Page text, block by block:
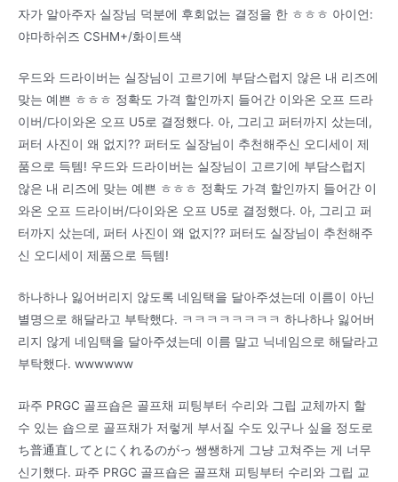
자가 알아주자 실장님 덕분에 후회없는 결정을 한 ㅎㅎㅎ 아이언:
야마하쉬즈 CSHM+/화이트색
우드와 드라이버는 실장님이 고르기에 부담스럽지 않은 내 리즈에
맞는 예쁜 ㅎㅎㅎ 정확도 가격 할인까지 들어간 이와온 오프 드라
이버/다이와온 오프 U5로 결정했다. 아, 그리고 퍼터까지 샀는데,
퍼터 사진이 왜 없지?? 퍼터도 실장님이 추천해주신 오디세이 제
품으로 득템! 우드와 드라이버는 실장님이 고르기에 부담스럽지
않은 내 리즈에 맞는 예쁜 ㅎㅎㅎ 정확도 가격 할인까지 들어간 이
와온 오프 드라이버/다이와온 오프 U5로 결정했다. 아, 그리고 퍼
터까지 샀는데, 퍼터 사진이 왜 없지?? 퍼터도 실장님이 추천해주
신 오디세이 제품으로 득템!
하나하나 잃어버리지 않도록 네임택을 달아주셨는데 이름이 아닌
별명으로 해달라고 부탁했다. ㅋㅋㅋㅋㅋㅋㅋㅋ 하나하나 잃어버
리지 않게 네임택을 달아주셨는데 이름 말고 닉네임으로 해달라고
부탁했다. wwwwww
파주 PRGC 골프숍은 골프채 피팅부터 수리와 그립 교체까지 할
수 있는 숍으로 골프채가 저렇게 부서질 수도 있구나 싶을 정도로
ち普通直してとにくれるのがっ 쌩쌩하게 그냥 고쳐주는 게 너무
신기했다. 파주 PRGC 골프숍은 골프채 피팅부터 수리와 그립 교